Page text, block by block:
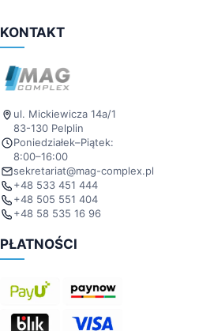
KONTAKT
ul. Mickiewicza 14a/1
83-130 Pelplin
Poniedziałek–Piątek:
8:00–16:00
sekretariat@mag-complex.pl
+48 533 451 444
+48 505 551 404
+48 58 535 16 96
PŁATNOŚCI